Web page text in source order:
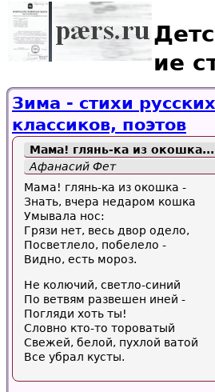
ие
Зима - стихи
классиков, поэтов
Мама! глянь-ка из окошка...
Афанасий Фет
Мама! глянь-ка из окошка -
Знать, вчера недаром кошка
Умывала нос:
Грязи нет, весь двор одело,
Посветлело, побелело -
Видно, есть мороз.
Не колючий, светло-синий
По ветвям развешен иней -
Погляди хоть ты!
Словно кто-то тороватый
Свежей, белой, пухлой ватой
Все убрал кусты.